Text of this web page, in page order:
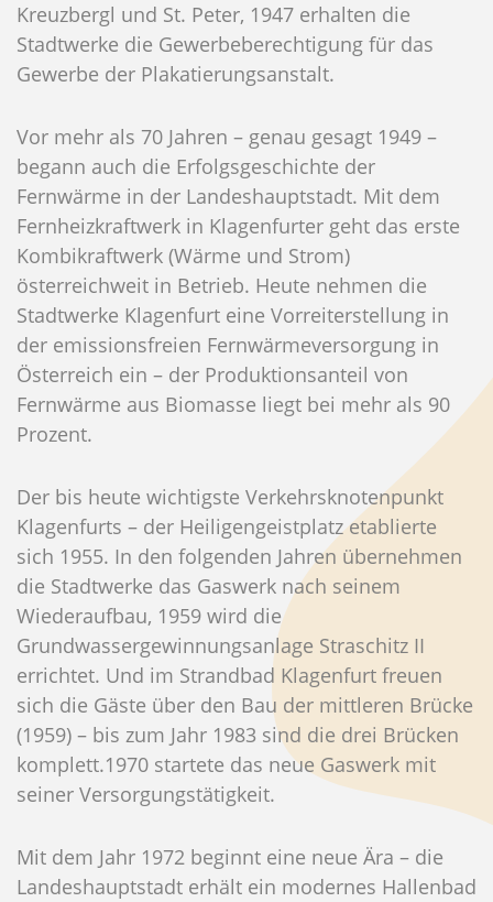
Kreuzbergl und St. Peter, 1947 erhalten die
Stadtwerke die Gewerbeberechtigung für das
Gewerbe der Plakatierungsanstalt.
Vor mehr als 70 Jahren – genau gesagt 1949 –
begann auch die Erfolgsgeschichte der
Fernwärme in der Landeshauptstadt. Mit dem
Fernheizkraftwerk in Klagenfurter geht das erste
Kombikraftwerk (Wärme und Strom)
österreichweit in Betrieb. Heute nehmen die
Stadtwerke Klagenfurt eine Vorreiterstellung in
der emissionsfreien Fernwärmeversorgung in
Österreich ein – der Produktionsanteil von
Fernwärme aus Biomasse liegt bei mehr als 90
Prozent.
Der bis heute wichtigste Verkehrsknotenpunkt
Klagenfurts – der Heiligengeistplatz etablierte
sich 1955. In den folgenden Jahren übernehmen
die Stadtwerke das Gaswerk nach seinem
Wiederaufbau, 1959 wird die
Grundwassergewinnungsanlage Straschitz II
errichtet. Und im Strandbad Klagenfurt freuen
sich die Gäste über den Bau der mittleren Brücke
(1959) – bis zum Jahr 1983 sind die drei Brücken
komplett.1970 startete das neue Gaswerk mit
seiner Versorgungstätigkeit.
Mit dem Jahr 1972 beginnt eine neue Ära – die
Landeshauptstadt erhält ein modernes Hallenbad